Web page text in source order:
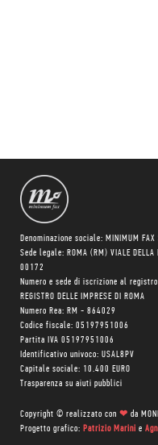
Denominazione sociale: MINIMUM FAX
Sede legale: ROMA (RM) VIALE
00172
Numero e sede di iscrizione al
REGISTRO DELLE IMPRESE DI ROMA
Numero Rea: RM - 864029
Codice fiscale: 05197951006
Partita IVA 05197951006
Identificativo univoco: USAL8PV
Capitale sociale: 10.400 EURO
Trasparenza su aiuti pubblici
Copyright © realizzato con ❤ da
Progetto grafico: Patrizio Marini e